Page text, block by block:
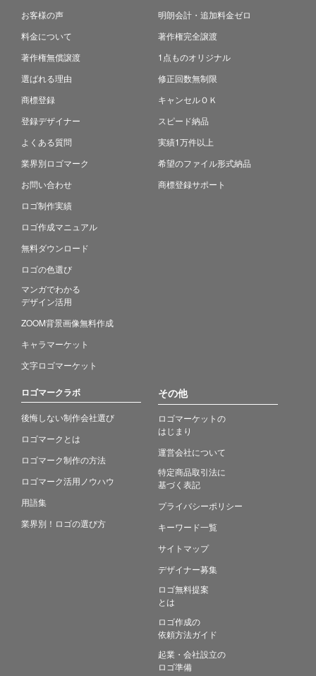
お客様の声
料金について
著作権無償譲渡
選ばれる理由
商標登録
登録デザイナー
よくある質問
業界別ロゴマーク
お問い合わせ
ロゴ制作実績
ロゴ作成マニュアル
無料ダウンロード
ロゴの色選び
マンガでわかる
デザイン活用
ZOOM背景画像無料作成
キャラマーケット
文字ロゴマーケット
明朗会計・追加料金ゼロ
著作権完全譲渡
1点ものオリジナル
修正回数無制限
キャンセルＯＫ
スピード納品
実績1万件以上
希望のファイル形式納品
商標登録サポート
ロゴマークラボ
後悔しない制作会社選び
ロゴマークとは
ロゴマーク制作の方法
ロゴマーク活用ノウハウ
用語集
業界別！ロゴの選び方
その他
ロゴマーケットの
はじまり
運営会社について
特定商品取引法に
基づく表記
プライバシーポリシー
キーワード一覧
サイトマップ
デザイナー募集
ロゴ無料提案
とは
ロゴ作成の
依頼方法ガイド
起業・会社設立の
ロゴ準備